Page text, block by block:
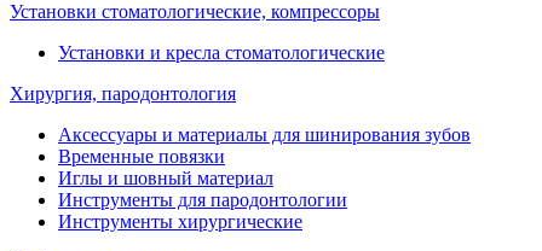
Установки стоматологические, компрессоры
Установки и кресла стоматологические
Хирургия, пародонтология
Аксессуары и материалы для шинирования зубов
Временные повязки
Иглы и шовный материал
Инструменты для пародонтологии
Инструменты хирургические